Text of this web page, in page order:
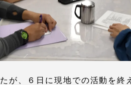
、６日に現地での活動を終
本学教